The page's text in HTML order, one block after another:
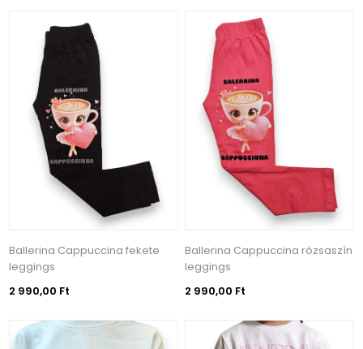
Ballerina Cappuccina fekete
leggings
2 990,00 Ft
Ballerina Cappuccina rózsaszín
leggings
2 990,00 Ft